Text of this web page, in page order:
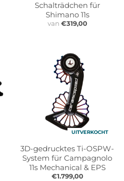
Schalträdchen für
Shimano 11s
van €319,00
UITVERKOCHT
3D-gedrucktes Ti-OSPW-
System für Campagnolo
11s Mechanical & EPS
€1.799,00